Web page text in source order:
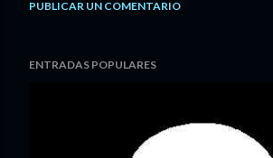
PUBLICAR UN COMENTARIO
ENTRADAS POPULARES